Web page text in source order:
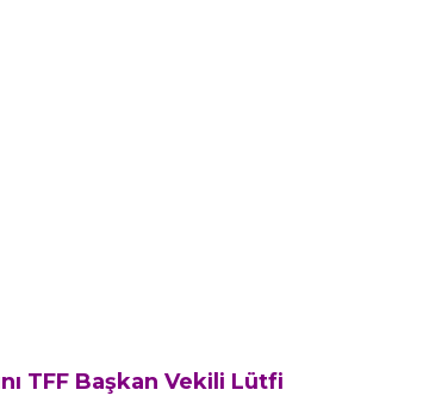
TFF Başkan Vekili Lütfi